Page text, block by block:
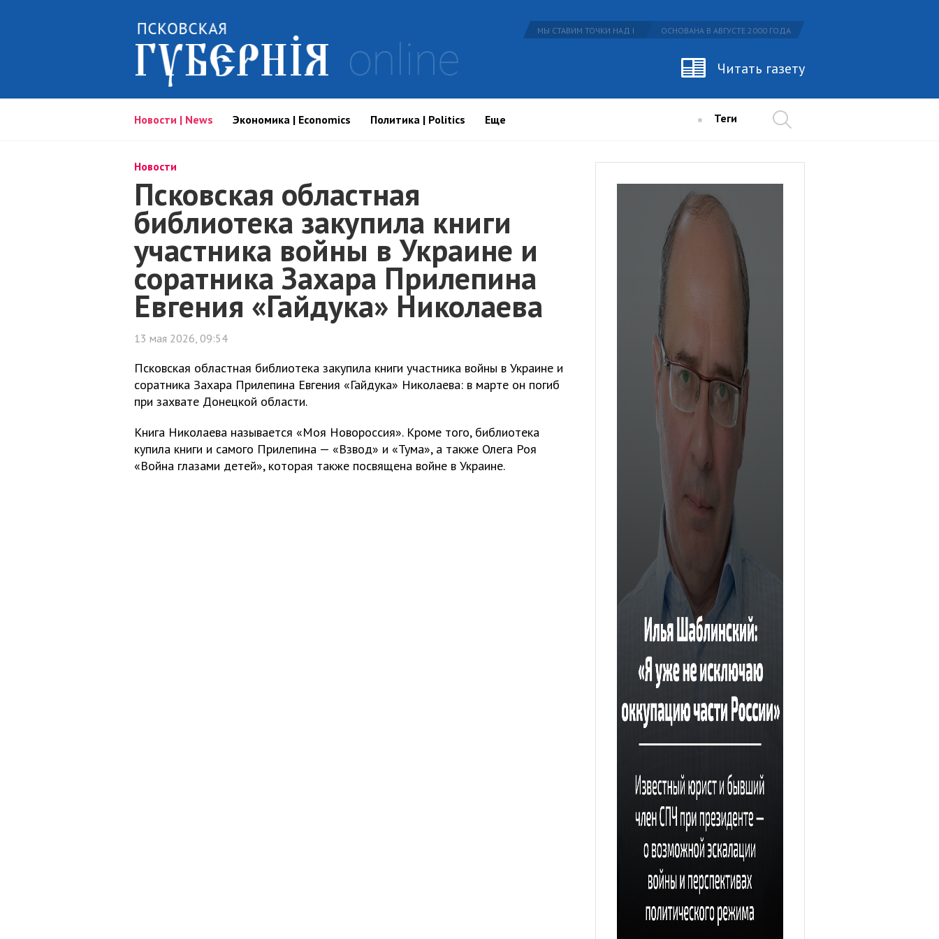
МЫ СТАВИМ ТОЧКИ НАД I ОСНОВАНА В АВГУСТЕ 2000 ГОДА
Читать газету
Новости | News Экономика | Economics Политика | Politics Еще Теги
Новости
Псковская областная
библиотека закупила книги
участника войны в Украине и
соратника Захара Прилепина
Евгения «Гайдука» Николаева
13 мая 2026, 09:54
Псковская областная библиотека закупила книги участника войны в Украине и
соратника Захара Прилепина Евгения «Гайдука» Николаева: в марте он погиб
при захвате Донецкой области.
Книга Николаева называется «Моя Новороссия». Кроме того, библиотека
купила книги и самого Прилепина — «Взвод» и «Тума», а также Олега Роя
«Война глазами детей», которая также посвящена войне в Украине.